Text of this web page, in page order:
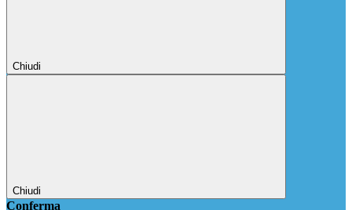
Chiudi
Chiudi
Conferma